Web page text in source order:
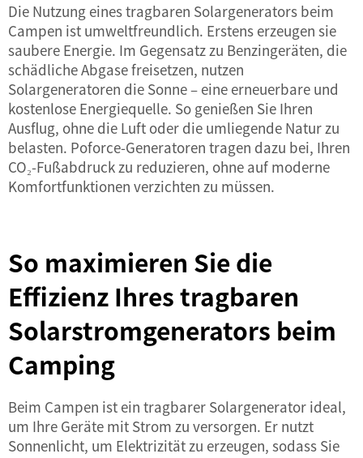
Die Nutzung eines tragbaren Solargenerators beim
Campen ist umweltfreundlich. Erstens erzeugen sie
saubere Energie. Im Gegensatz zu Benzingeräten, die
schädliche Abgase freisetzen, nutzen
Solargeneratoren die Sonne – eine erneuerbare und
kostenlose Energiequelle. So genießen Sie Ihren
Ausflug, ohne die Luft oder die umliegende Natur zu
belasten. Poforce-Generatoren tragen dazu bei, Ihren
CO₂-Fußabdruck zu reduzieren, ohne auf moderne
Komfortfunktionen verzichten zu müssen.
So maximieren Sie die
Effizienz Ihres tragbaren
Solarstromgenerators beim
Camping
Beim Campen ist ein tragbarer Solargenerator ideal,
um Ihre Geräte mit Strom zu versorgen. Er nutzt
Sonnenlicht, um Elektrizität zu erzeugen, sodass Sie